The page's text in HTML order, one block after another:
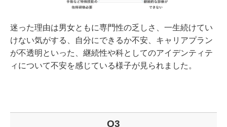
迷った理由は男女ともに専門性の乏しさ、一生続けてい
けない気がする、自分にできるか不安、キャリアプラン
が不透明といった、継続性や科としてのアイデンティテ
ィについて不安を感じている様子が見られました。
Q3